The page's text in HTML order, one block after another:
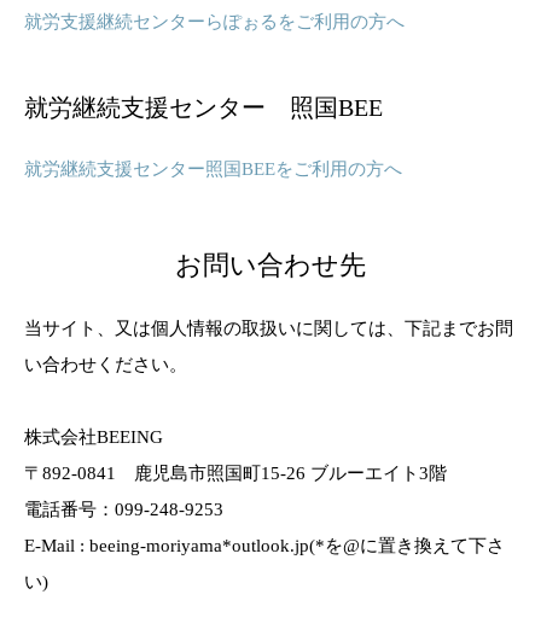
就労支援継続センターらぽぉるをご利用の方へ
就労継続支援センター 照国BEE
就労継続支援センター照国BEEをご利用の方へ
お問い合わせ先
当サイト、又は個人情報の取扱いに関しては、下記までお問
い合わせください。
株式会社BEEING
〒892-0841 鹿児島市照国町15-26 ブルーエイト3階
電話番号：099-248-9253
E-Mail : beeing-moriyama*outlook.jp(*を@に置き換えて下さ
い)